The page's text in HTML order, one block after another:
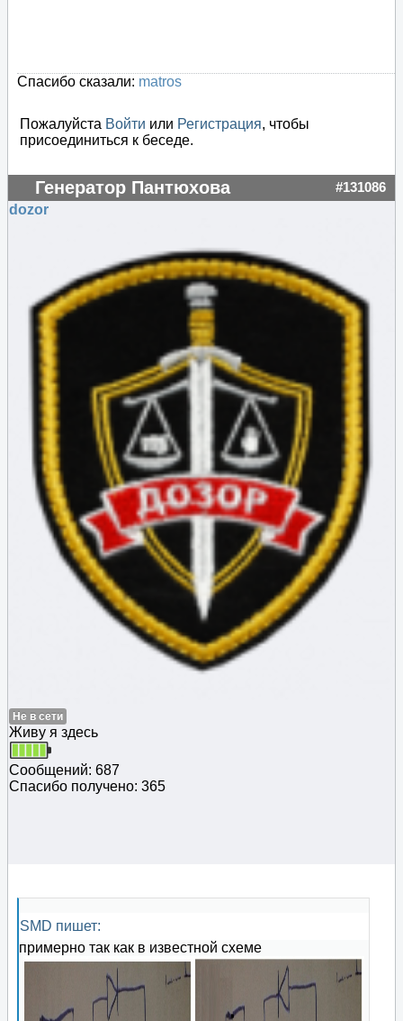
Спасибо сказали: matros
Пожалуйста Войти или Регистрация, чтобы
присоединиться к беседе.
Генератор Пантюхова #131086
dozor
Не в сети
Живу я здесь
Сообщений: 687
Спасибо получено: 365
SMD пишет:
примерно так как в известной схеме